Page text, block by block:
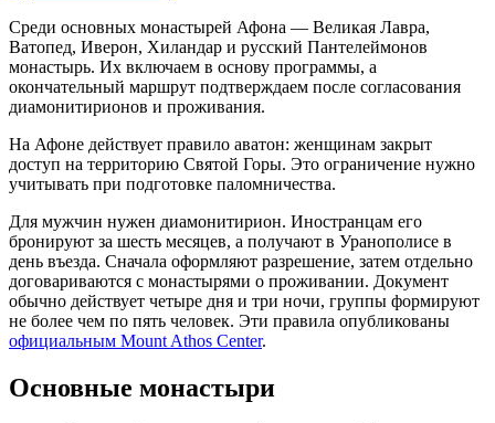
Среди основных монастырей Афона — Великая Лавра,
Ватопед, Иверон, Хиландар и русский Пантелеймонов
монастырь. Их включаем в основу программы, а
окончательный маршрут подтверждаем после согласования
диамонитирионов и проживания.
На Афоне действует правило аватон: женщинам закрыт
доступ на территорию Святой Горы. Это ограничение нужно
учитывать при подготовке паломничества.
Для мужчин нужен диамонитирион. Иностранцам его
бронируют за шесть месяцев, а получают в Уранополисе в
день въезда. Сначала оформляют разрешение, затем отдельно
договариваются с монастырями о проживании. Документ
обычно действует четыре дня и три ночи, группы формируют
не более чем по пять человек. Эти правила опубликованы
официальным Mount Athos Center.
Основные монастыри